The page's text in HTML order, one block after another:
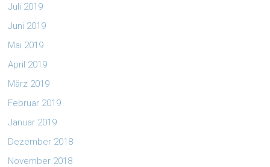
Juli 2019
Juni 2019
Mai 2019
April 2019
März 2019
Februar 2019
Januar 2019
Dezember 2018
November 2018